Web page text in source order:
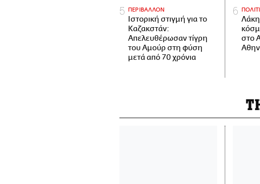
ΠΕΡΙΒΑΛΛΟΝ
Ιστορική στιγμή για το
Καζακστάν:
Απελευθέρωσαν τίγρη
του Αμούρ στη φύση
μετά από 70 χρόνια
στο